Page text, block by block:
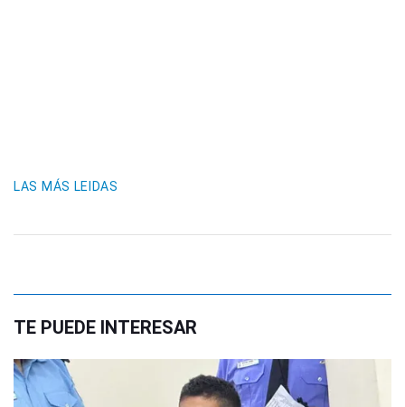
LAS MÁS LEIDAS
TE PUEDE INTERESAR